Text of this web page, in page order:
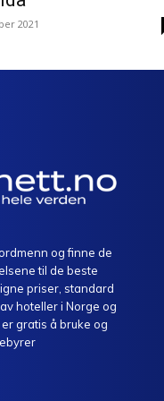
2021
og finne de
til de beste
priser, standard
hoteller i Norge og
gratis å bruke og